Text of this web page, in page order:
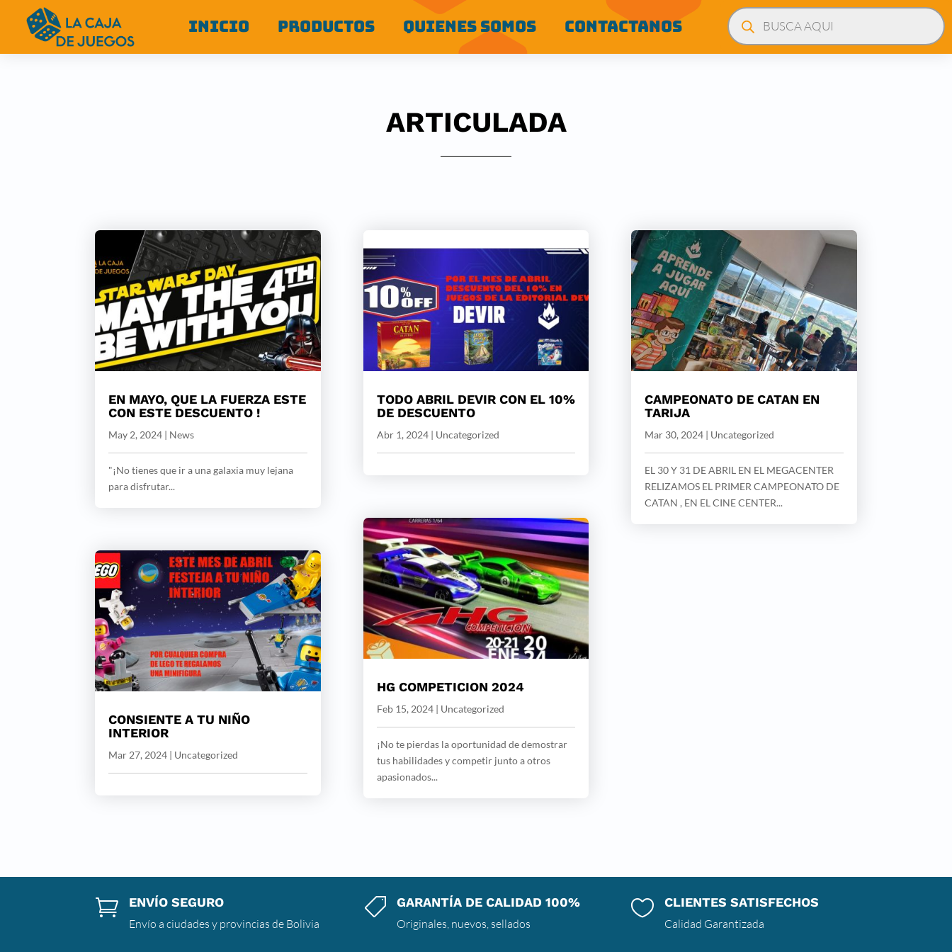
INICIO PRODUCTOS QUIENES SOMOS CONTACTANOS
Búsqueda
de
productos
ARTICULADA
EN MAYO, QUE LA FUERZA ESTE
CON ESTE DESCUENTO !
May 2, 2024 News
"¡No tienes que ir a una galaxia muy lejana
para disfrutar...
CONSIENTE A TU NIÑO
INTERIOR
Mar 27, 2024 | Uncategorized
TODO ABRIL DEVIR CON EL 10%
DE DESCUENTO
Abr 1, 2024| Uncategorized
HG COMPETICION 2024
Feb 15, 2024| Uncategorized
¡No te pierdas la oportunidad de demostrar
tus habilidades y competir junto a otros
apasionados...
CAMPEONATO DE CATAN EN
TARIJA
Mar 30, 2024| Uncategorized
EL 30 Y 31 DE ABRIL EN EL MEGACENTER
RELIZAMOS EL PRIMER CAMPEONATO DE
CATAN , EN EL CINE CENTER...
 ENVÍO SEGURO
Envío a ciudades y provincias de Bolivia
 GARANTÍA DE CALIDAD 100%
Originales, nuevos, sellados
 CLIENTES SATISFECHOS
Calidad Garantizada